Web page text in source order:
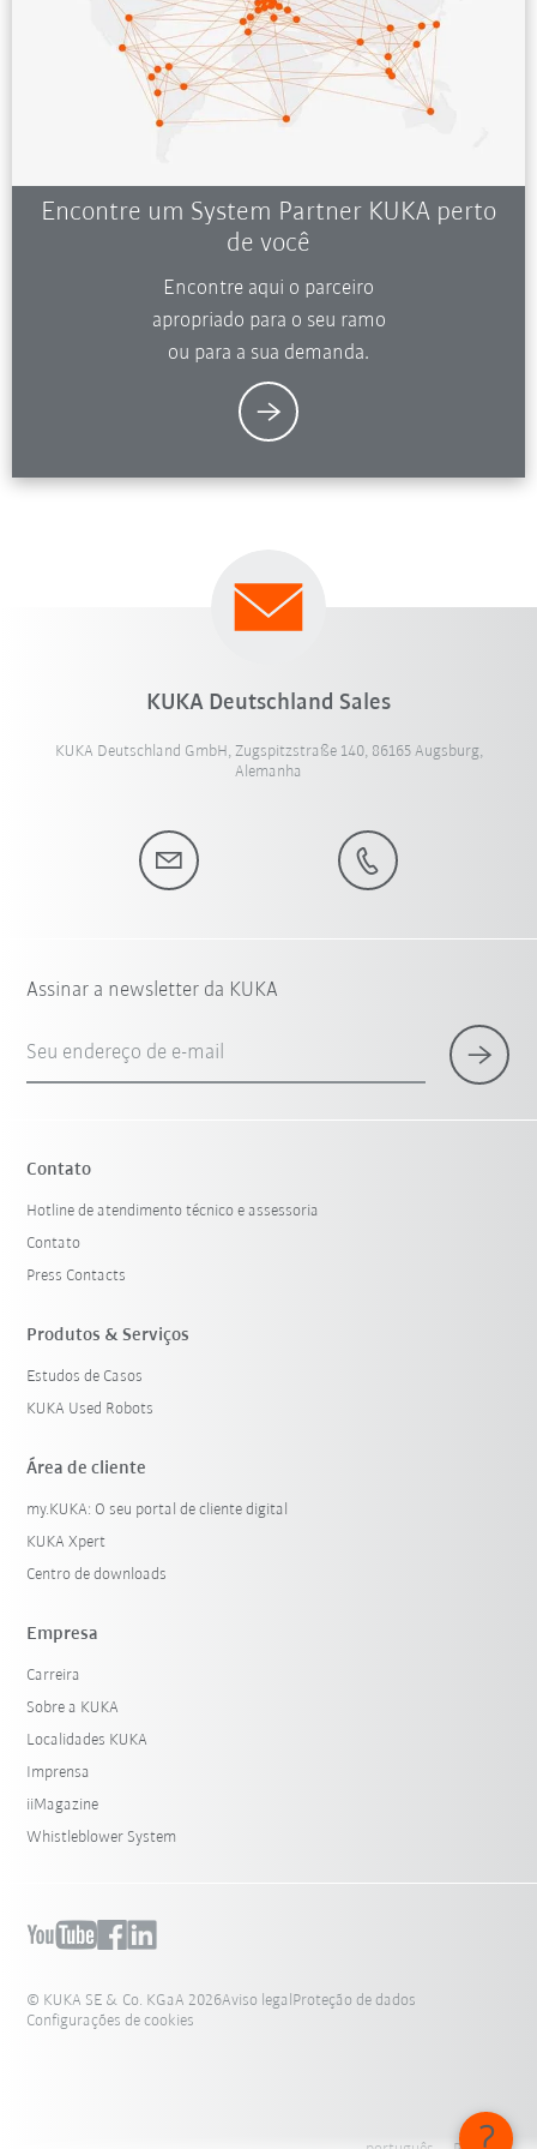
Encontre um System Partner KUKA perto
de você
Encontre aqui o parceiro
apropriado para o seu ramo
ou para a sua demanda.
KUKA Deutschland Sales
KUKA Deutschland GmbH, Zugspitzstraße 140, 86165 Augsburg,
Alemanha
Assinar a newsletter da KUKA
Seu endereço de e-mail
Contato
Hotline de atendimento técnico e assessoria
Contato
Press Contacts
Produtos & Serviços
Estudos de Casos
KUKA Used Robots
Área de cliente
my.KUKA: O seu portal de cliente digital
KUKA Xpert
Centro de downloads
Empresa
Carreira
Sobre a KUKA
Localidades KUKA
Imprensa
iiMagazine
Whistleblower System
© KUKA SE & Co. KGaA 2026Aviso legal Proteção de dados
Configurações de cookies